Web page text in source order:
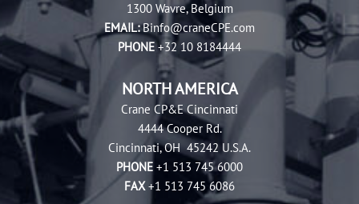
1300 Wavre, Belgium
EMAIL:Binfo@craneCPE.com
PHONE+32 10 8184444
NORTH AMERICA
Crane CP&E Cincinnati
4444 Cooper Rd.
Cincinnati, OH 45242 U.S.A.
PHONE +1 513 745 6000
FAX+1 513 745 6086